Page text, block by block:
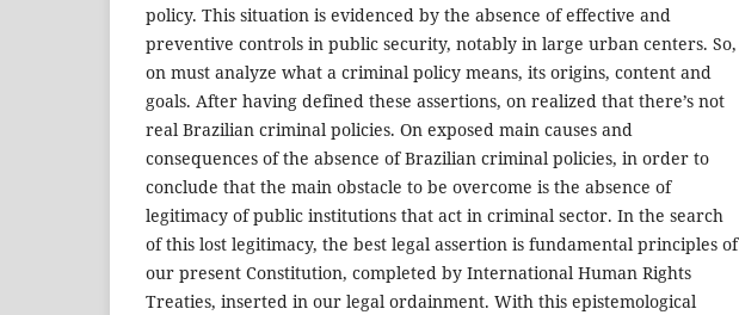
policy. This situation is evidenced by the absence of effective and
preventive controls in public security, notably in large urban centers. So,
on must analyze what a criminal policy means, its origins, content and
goals. After having defined these assertions, on realized that there’s not
real Brazilian criminal policies. On exposed main causes and
consequences of the absence of Brazilian criminal policies, in order to
conclude that the main obstacle to be overcome is the absence of
legitimacy of public institutions that act in criminal sector. In the search
of this lost legitimacy, the best legal assertion is fundamental principles of
our present Constitution, completed by International Human Rights
Treaties, inserted in our legal ordainment. With this epistemological